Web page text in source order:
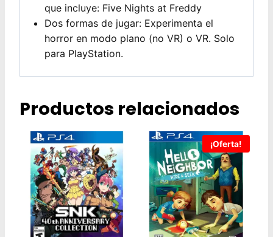
que incluye: Five Nights at Freddy
Dos formas de jugar: Experimenta el
horror en modo plano (no VR) o VR. Solo
para PlayStation.
Productos relacionados
¡Oferta!